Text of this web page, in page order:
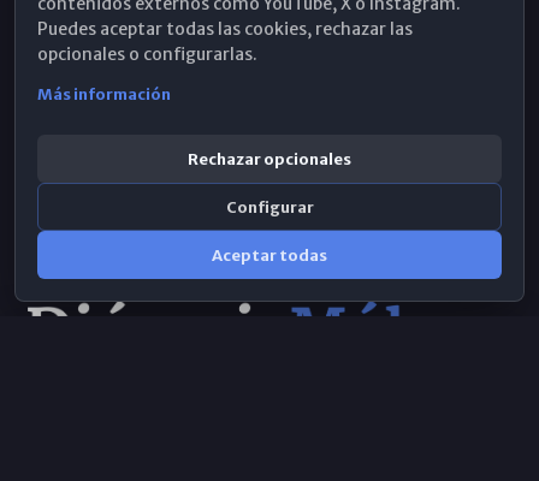
WhatsApp
Puedes aceptar todas las cookies, rechazar las
opcionales o configurarlas.
Más información
Rechazar opcionales
Configurar
Aceptar todas